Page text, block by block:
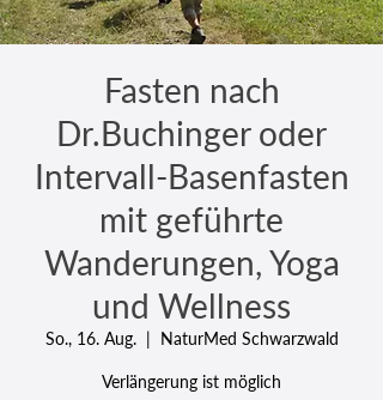
Fasten nach
Dr.Buchinger oder
Intervall-Basenfasten
mit geführte
Wanderungen, Yoga
und Wellness
So., 16. Aug.
  |
NaturMed Schwarzwald
Verlängerung ist möglich